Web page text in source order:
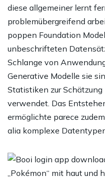
diese allgemeiner lernt
problemübergreifend
poppen Foundation
unbeschrifteten
Schlange von
Generative Modelle sie
Statistiken zur Schätzung
verwendet. Das
ermöglichte parece
alia komplexe
„Pokémon“ mit haut und